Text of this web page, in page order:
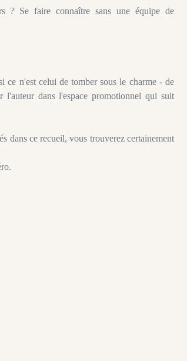
? Se faire connaître sans une équipe de
ce n'est celui de tomber sous le charme - de
dans l'espace promotionnel qui suit
dans ce recueil, vous trouverez certainement